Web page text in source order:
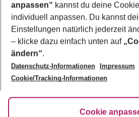
Footer
Footer navigation
Über uns
AGB
Bestpreisgarantie
Cookie-Einstellungen ändern
Cookie-Richtlinie
Agenturbetreuung
Barrierefreies Reisen
FAQ
HanseMerkur Reiseversicherung
Folge uns
anpassen“ kannst du deine
individuell anpassen. Du kannst
Einstellungen natürlich jederzeit
– klicke dazu einfach unten auf
ändern“.
Datenschutz-Informationen
Impressum
Cookie/Tracking-Informationen
Cookie